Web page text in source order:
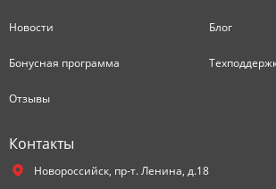
Новости Блог
Бонусная программа
Отзывы
Контакты
Новороссийск, пр-т. Ленина, д.18